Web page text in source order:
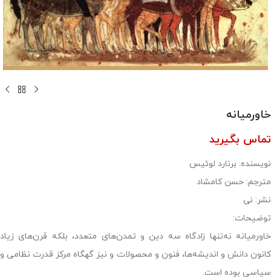
خاورمیانه
تماس بگیرید
نویسنده: برنارد لوئیس
مترجم: حسن کامشاد
نشر: نی
توضیحات:
خاورمیانه نه‌تنها زادگاه سه دین و تمدن‌های متعدد، بلکه قرن‌های زیاد
کانون دانش و اندیشه‌ها، فنون و محصولات و نیز گهگاه مرکز قدرت نظامی و
سیاسی بوده است.